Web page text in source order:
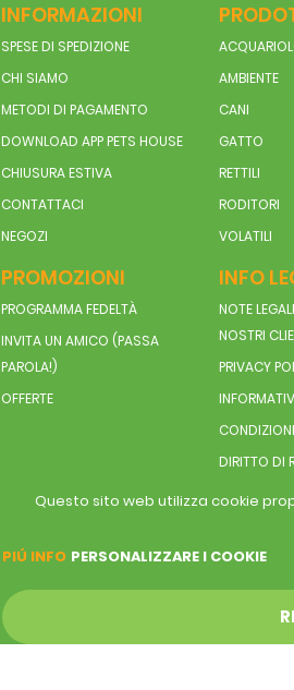
INFORMAZIONI
SPESE DI SPEDIZIONE
CHI SIAMO
METODI DI PAGAMENTO
DOWNLOAD APP PETS HOUSE
CHIUSURA ESTIVA
CONTATTACI
NEGOZI
AMBIENTE
CANI
GATTO
RETTILI
RODITORI
VOLATILI
PROMOZIONI
PROGRAMMA FEDELTÀ
INVITA UN AMICO (PASSA
PAROLA!)
OFFERTE
INFO
NOTE
NOSTRI
PRIVACY
DIRITTO DI
Questo sito web utilizza cookie
PIÚ INFO PERSONALIZZARE I COOKIE